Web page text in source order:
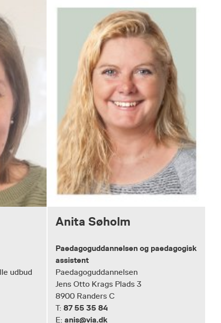
udbud
Anita Søholm
Paedagoguddannelsen og paedagogisk
assistent
Paedagoguddannelsen
Jens Otto Krags Plads 3
8900 Randers C
T: 87 55 35 84
E: anis@via.dk